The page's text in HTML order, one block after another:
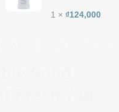
1 × ₫124,000
Solid
Fresh 74g